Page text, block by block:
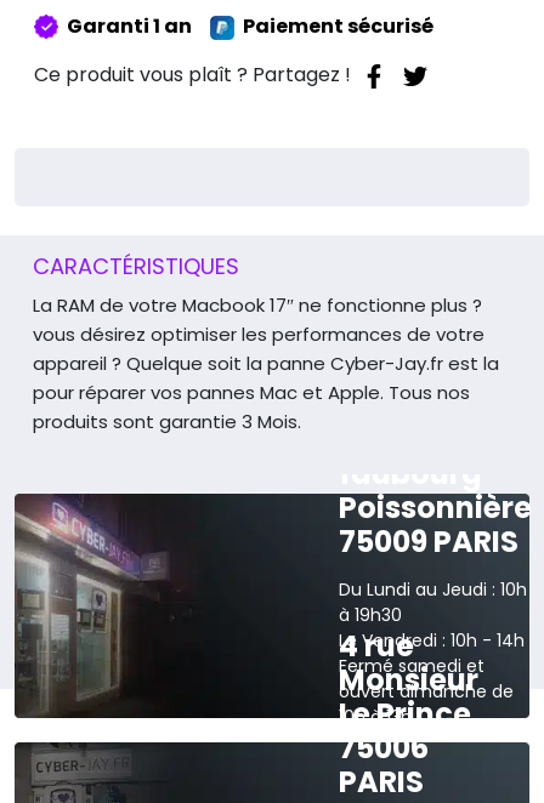
A1297
Garanti 1 an
Paiement sécurisé
Ce produit vous plaît ? Partagez !
CARACTÉRISTIQUES
La RAM de votre Macbook 17″ ne fonctionne plus ?
vous désirez optimiser les performances de votre
appareil ? Quelque soit la panne Cyber-Jay.fr est la
pour réparer vos pannes Mac et Apple. Tous nos
produits sont garantie 3 Mois.
Poissonnière
75009 PARIS
Du Lundi au Jeudi : 10h
à 19h30
Le Vendredi : 10h - 14h
Fermé samedi et
ouvert dimanche de
10h à 13h
Voir sur la carte
4 rue
Monsieur
Le Prince
75006
PARIS